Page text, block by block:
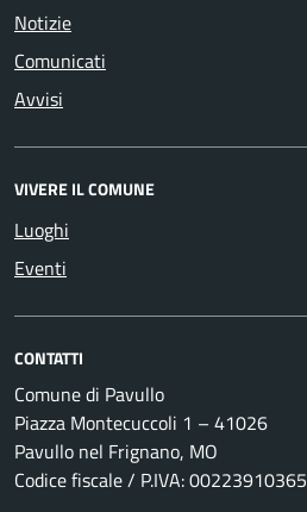
Notizie
Comunicati
Avvisi
VIVERE IL COMUNE
Luoghi
Eventi
CONTATTI
Comune di Pavullo
Piazza Montecuccoli 1 – 41026
Pavullo nel Frignano, MO
Codice fiscale / P.IVA: 00223910365